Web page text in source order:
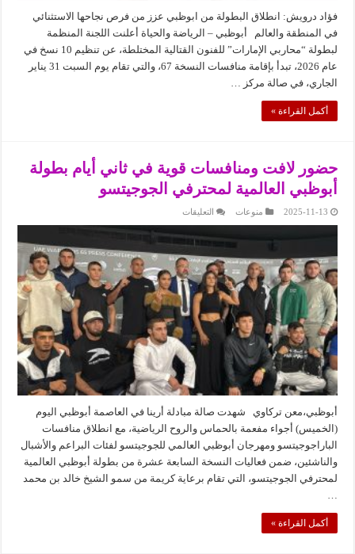
فؤاد درويش: انطلاق البطولة من ابوظبي عزز من فرص نجاحها الاستثنائي
في المنطقة والعالم أبوظبي – الرياضة والحياة أعلنت اللجنة المنظمة
لبطولة “محاربي الإمارات” للفنون القتالية المختلطة، عن تنظيم 10 نسخ في
عام 2026، تبدأ بإقامة منافسات النسخة 67، والتي تقام يوم السبت 31 يناير
الجاري، في صالة مركز …
أكمل القراءة »
حضور لافت ومنافسات قوية في ثاني أيام بطولة
أبوظبي العالمية لمحترفي الجوجيتسو
2025-11-13 منوعات التعليقات
ومنافسات
قوية
في
ثاني
أيام
بطولة
أبوظبي
العالمية
لمحترفي
الجوجيتسو
مغلقة
أبوظبي،معن تركاوي شهدت صالة مبادلة أرينا في العاصمة أبوظبي اليوم
(الخميس) أجواء مفعمة بالحماس والروح الرياضية، مع انطلاق منافسات
الباراجوجيتسو ومهرجان أبوظبي العالمي للجوجيتسو لفئات البراعم والأشبال
والناشئين، ضمن فعاليات النسخة السابعة عشرة من بطولة أبوظبي العالمية
لمحترفي الجوجيتسو، التي تقام برعاية كريمة من سمو الشيخ خالد بن محمد
…
أكمل القراءة »